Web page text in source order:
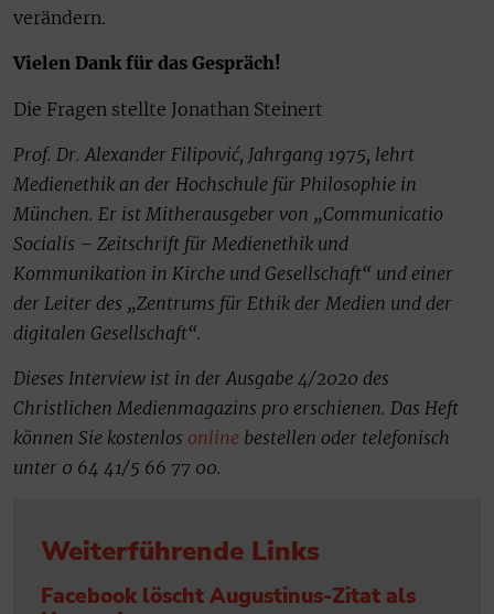
verändern.
Vielen Dank für das Gespräch!
Die Fragen stellte Jonathan Steinert
Prof. Dr. Alexander Filipović, Jahrgang 1975, lehrt
Medienethik an der Hochschule für Philosophie in
München. Er ist Mitherausgeber von „Communicatio
Socialis – Zeitschrift für Medienethik und
Kommunikation in Kirche und Gesellschaft“ und einer
der Leiter des „Zentrums für Ethik der Medien und der
digitalen Gesellschaft“.
Dieses Interview ist in der Ausgabe 4/2020 des
Christlichen Medienmagazins pro erschienen. Das Heft
können Sie kostenlos online bestellen oder telefonisch
unter 0 64 41/5 66 77 00.
Weiterführende Links
Facebook löscht Augustinus-Zitat als